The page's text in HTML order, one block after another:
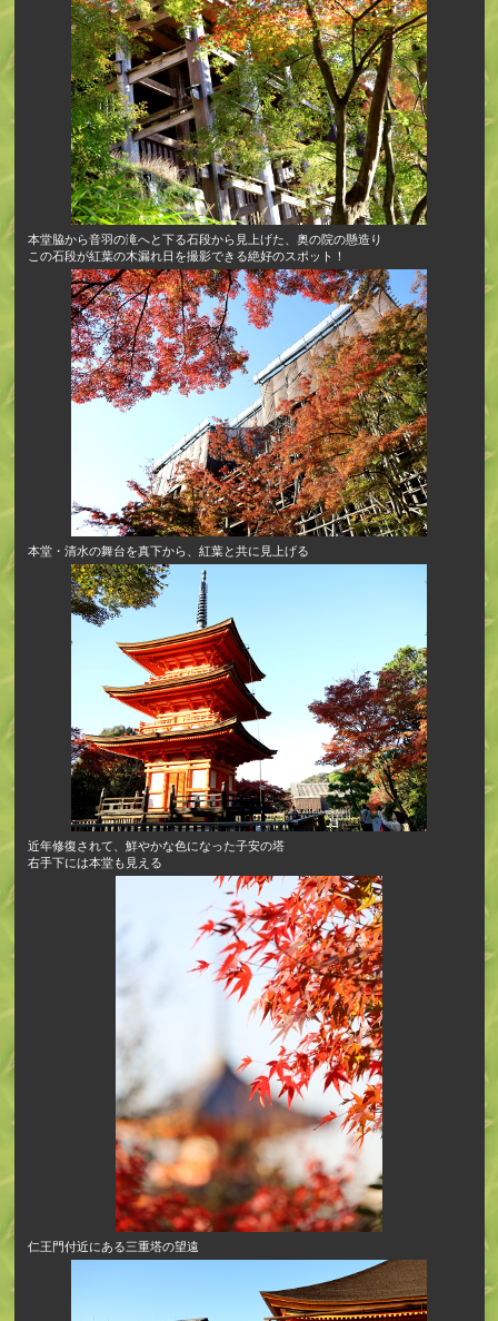
本堂脇から音羽の滝へと下る石段から見上げた、奥の院の懸造り
この石段が紅葉の木漏れ日を撮影できる絶好のスポット！
本堂・清水の舞台を真下から、紅葉と共に見上げる
近年修復されて、鮮やかな色になった子安の塔
右手下には本堂も見える
仁王門付近にある三重塔の望遠